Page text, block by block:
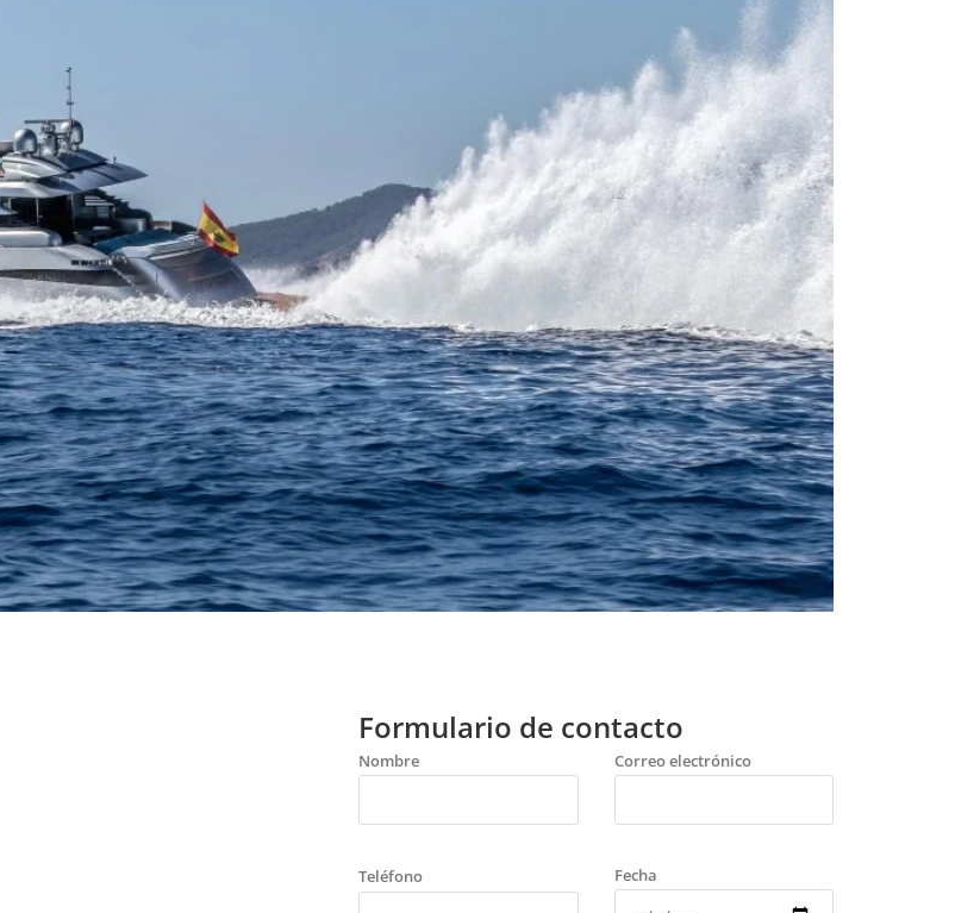
Formulario de contacto
Nombre Correo electrónico
Teléfono Fecha